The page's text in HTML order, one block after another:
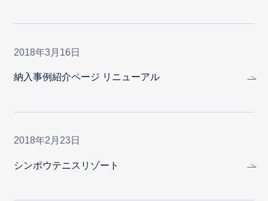
2018年3月16日
納入事例紹介ページ リニューアル
2018年2月23日
シンポウテニスリゾート